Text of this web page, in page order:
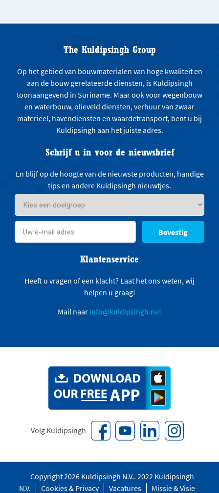
The Kuldipsingh Group
Op het gebied van bouwmaterialen van hoge kwaliteit en
aan de bouw gerelateerde diensten, is Kuldipsingh
toonaangevend in Suriname. Maar ook voor wegenbouw
en waterbouw, olieveld diensten, verhuur van zwaar
materieel, havendiensten en waardetransport, bent u bij
Kuldipsingh aan het juiste adres.
Schrijf u in voor de nieuwsbrief
En blijf op de hoogte van de nieuwste producten, handige
tips en andere Kuldipsingh nieuwtjes.
Bevestig
Klantenservice
Heeft u vragen of een klacht? Laat het ons weten, wij
helpen u graag!
Mail naar info@kuldipsingh.net
Volg Kuldipsingh
Copyright 2026 Kuldipsingh N.V.. 2022 Kuldipsingh
N.V.
Cookies & Privacy Vacatures Missie & Visie